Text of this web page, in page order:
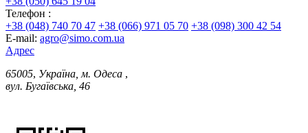
Телефон :
+38 (048) 740 70 47 +38 (066) 971 05 70 +38 (098) 300 42 54
E-mail: agro@simo.com.ua
Адрес
65005, Україна, м. Одеса ,
вул. Бугаївська, 46